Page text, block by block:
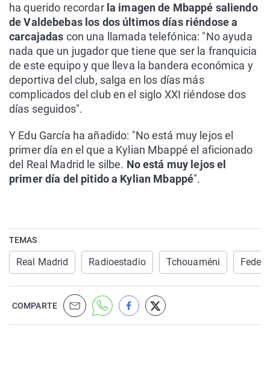
ha querido recordar la imagen de Mbappé saliendo
de Valdebebas los dos últimos días riéndose a
carcajadas con una llamada telefónica: "No ayuda
nada que un jugador que tiene que ser la franquicia
de este equipo y que lleva la bandera económica y
deportiva del club, salga en los días más
complicados del club en el siglo XXI riéndose dos
días seguidos".
Y Edu García ha añadido: "No está muy lejos el
primer día en el que a Kylian Mbappé el aficionado
del Real Madrid le silbe. No está muy lejos el
primer día del pitido a Kylian Mbappé".
TEMAS
Real Madrid Radioestadio Tchouaméni Fede
COMPARTE